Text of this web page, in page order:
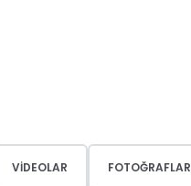
VIDEOLAR FOTOĞRAFLAR